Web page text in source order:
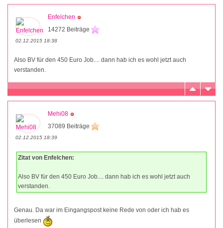
Enfelchen
14272 Beiträge
02.12.2015 18:38
Also BV für den 450 Euro Job.... dann hab ich es wohl jetzt auch
verstanden.
Mehi08
37089 Beiträge
02.12.2015 18:39
Zitat von Enfelchen:
Also BV für den 450 Euro Job.... dann hab ich es wohl jetzt auch
verstanden.
Genau. Da war im Eingangspost keine Rede von oder ich hab es
überlesen